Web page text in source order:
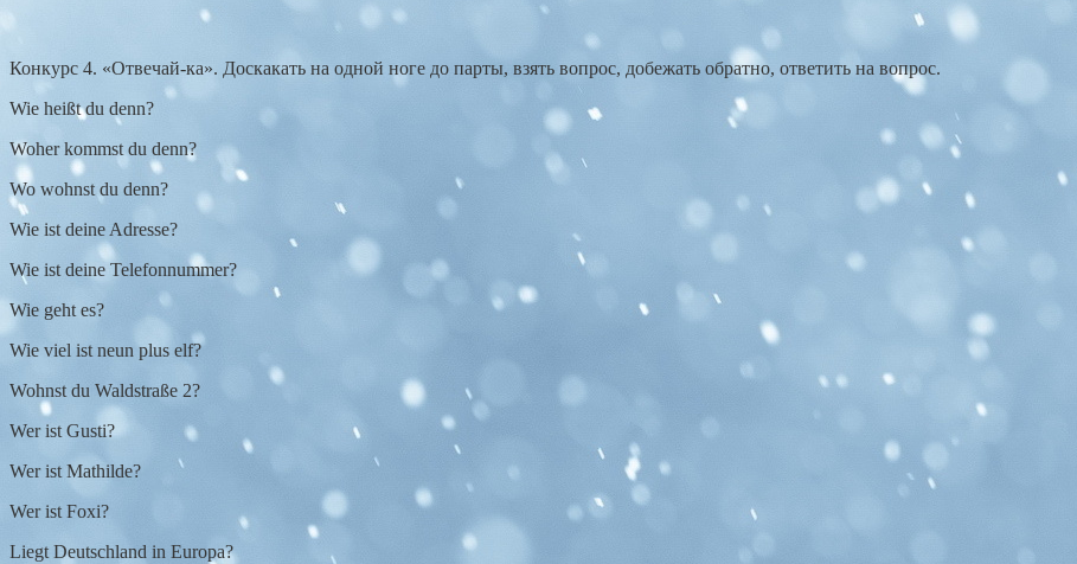
Конкурс 4. «Отвечай-ка». Доскакать на одной ноге до парты, взять вопрос, добежать обратно, ответить на вопрос.
Wie heißt du denn?
Woher kommst du denn?
Wo wohnst du denn?
Wie ist deine Adresse?
Wie ist deine Telefonnummer?
Wie geht es?
Wie viel ist neun plus elf?
Wohnst du Waldstraße 2?
Wer ist Gusti?
Wer ist Mathilde?
Wer ist Foxi?
Liegt Deutschland in Europa?